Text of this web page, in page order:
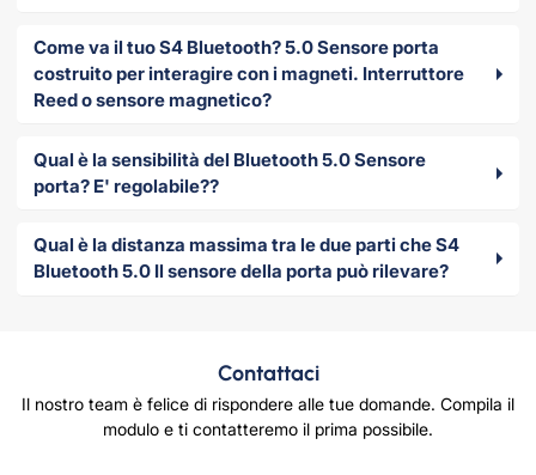
Come va il tuo S4 Bluetooth? 5.0 Sensore porta
costruito per interagire con i magneti. Interruttore
Reed o sensore magnetico?
Qual è la sensibilità del Bluetooth 5.0 Sensore
porta? E' regolabile??
Qual è la distanza massima tra le due parti che S4
Bluetooth 5.0 Il sensore della porta può rilevare?
Contattaci
Il nostro team è felice di rispondere alle tue domande. Compila il
modulo e ti contatteremo il prima possibile.